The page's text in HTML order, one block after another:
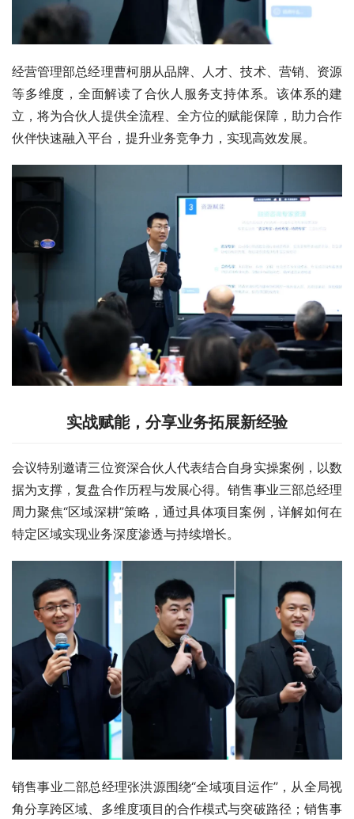
经营管理部总经理曹柯朋从品牌、人才、技术、营销、资源
等多维度，全面解读了合伙人服务支持体系。该体系的建
立，将为合伙人提供全流程、全方位的赋能保障，助力合作
伙伴快速融入平台，提升业务竞争力，实现高效发展。
实战赋能，分享业务拓展新经验
会议特别邀请三位资深合伙人代表结合自身实操案例，以数
据为支撑，复盘合作历程与发展心得。销售事业三部总经理
周力聚焦“区域深耕”策略，通过具体项目案例，详解如何在
特定区域实现业务深度渗透与持续增长。
销售事业二部总经理张洪源围绕“全域项目运作”，从全局视
角分享跨区域、多维度项目的合作模式与突破路径；销售事